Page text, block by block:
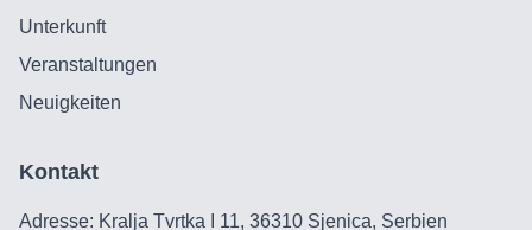
Unterkunft
Veranstaltungen
Neuigkeiten
Kontakt
Adresse: Kralja Tvrtka I 11, 36310 Sjenica, Serbien